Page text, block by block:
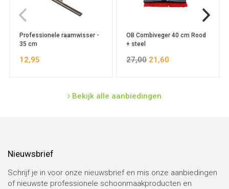
Professionele raamwisser -
35 cm
12,95
OB Combiveger 40 cm Rood
+ steel
27,00 21,60
Bekijk alle aanbiedingen
Nieuwsbrief
Schrijf je in voor onze nieuwsbrief en mis onze aanbiedingen
of nieuwste professionele schoonmaakproducten en